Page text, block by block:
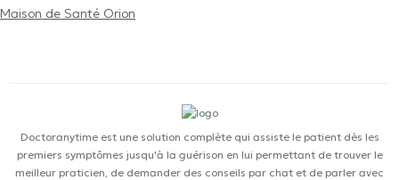
Maison de Santé Orion
Doctoranytime est une solution complète qui assiste le patient dès les
premiers symptômes jusqu'à la guérison en lui permettant de trouver le
meilleur praticien, de demander des conseils par chat et de parler avec